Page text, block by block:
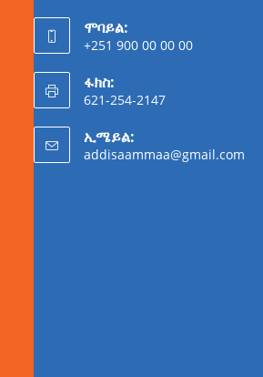
ሞባይል:
+251 900 00 00 00
ፋክስ:
621-254-2147
ኢሜይል:
addisaammaa@gmail.com